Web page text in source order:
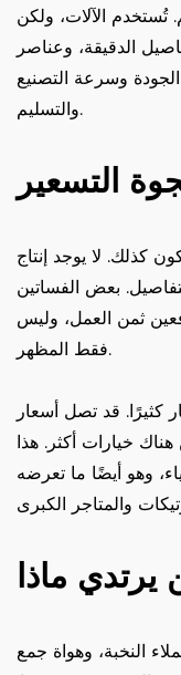
الآلات، ولكن
الدقيقة، وعناصر
وسرعة التصنيع
والتسليم.
التسعير
كذلك. لا يوجد إنتاج
بعض الفساتين
أنتِ تدفعين ثمن العمل، وليس
فقط المظهر.
كثيرًا. قد تصل أسعار
خيارات أكثر. هذا
وهو أيضًا ما تعرضه
يرتدي ماذا
النخبة، وهواة جمع